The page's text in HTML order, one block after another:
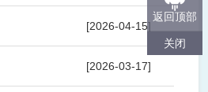
[2026-04-15]
[2026-03-17]
返回顶部
关闭